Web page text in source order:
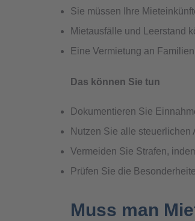
Sie müssen Ihre
Mietausfälle und Leerstand
Eine Vermietung an
Das können Sie tun
Dokumentieren Sie
Nutzen Sie alle steuerlichen
Vermeiden Sie Strafen,
Prüfen Sie die
Muss man